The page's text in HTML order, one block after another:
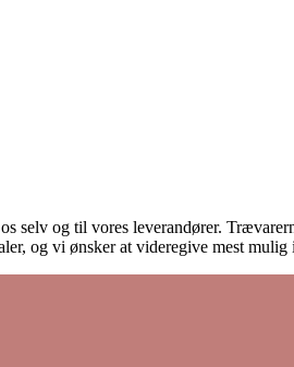
selv og til vores leverandører.
og vi ønsker at videregive mest